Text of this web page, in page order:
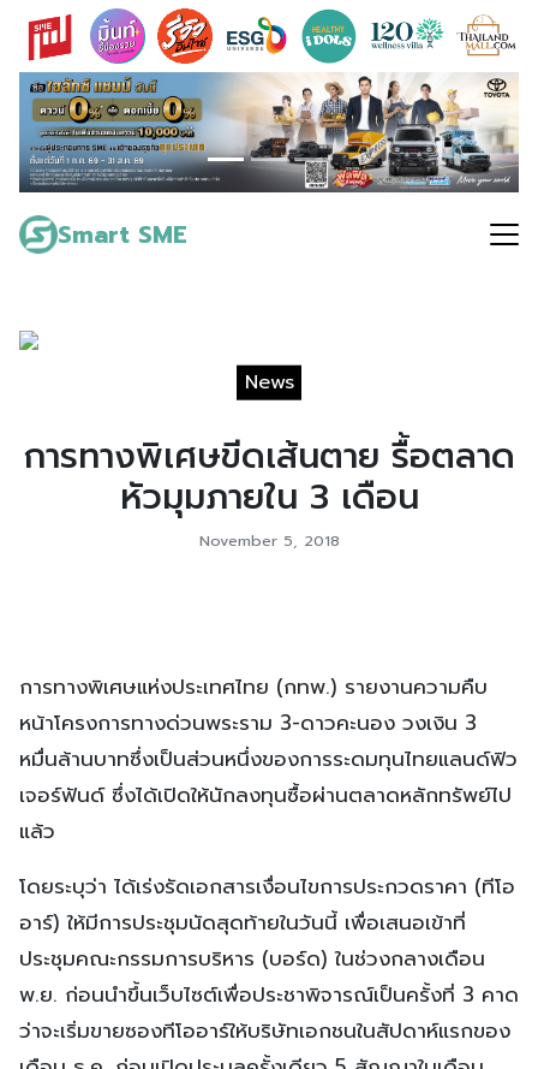
Skip
content
Smart SME
Search
for:
News
การทางพิเศษขีดเส้นตาย รื้อตลาด
หัวมุมภายใน 3 เดือน
November 5, 2018
การทางพิเศษแห่งประเทศไทย (กทพ.) รายงานความคืบ
หน้าโครงการทางด่วนพระราม 3-ดาวคะนอง วงเงิน 3
หมื่นล้านบาทซึ่งเป็นส่วนหนึ่งของการระดมทุนไทยแลนด์ฟิว
เจอร์ฟันด์ ซึ่งได้เปิดให้นักลงทุนซื้อผ่านตลาดหลักทรัพย์ไป
แล้ว
โดยระบุว่า ได้เร่งรัดเอกสารเงื่อนไขการประกวดราคา (ทีโอ
อาร์) ให้มีการประชุมนัดสุดท้ายในวันนี้ เพื่อเสนอเข้าที่
ประชุมคณะกรรมการบริหาร (บอร์ด) ในช่วงกลางเดือน
พ.ย. ก่อนนำขึ้นเว็บไซต์เพื่อประชาพิจารณ์เป็นครั้งที่ 3 คาด
ว่าจะเริ่มขายซองทีโออาร์ให้บริษัทเอกชนในสัปดาห์แรกของ